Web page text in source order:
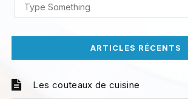
ARTICLES RÉCENTS
Les couteaux de cuisine